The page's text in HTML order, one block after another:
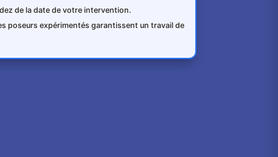
de la date de votre intervention.
poseurs expérimentés garantissent un travail de